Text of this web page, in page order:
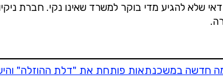
שלא להגיע מדי בוקר למשרד שאינו נקי. חברת
חדשה במשכנתאות פותחת את "דלת ההוזלה"
✔️ סייענו למאות אלפי
שם מלא